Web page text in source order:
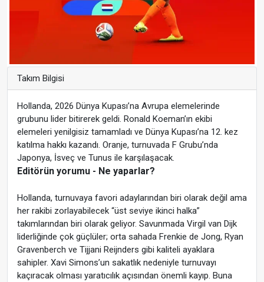
Takım Bilgisi
Hollanda, 2026 Dünya Kupası’na Avrupa elemelerinde
grubunu lider bitirerek geldi. Ronald Koeman’ın ekibi
elemeleri yenilgisiz tamamladı ve Dünya Kupası’na 12. kez
katılma hakkı kazandı. Oranje, turnuvada F Grubu’nda
Japonya, İsveç ve Tunus ile karşılaşacak.
Editörün yorumu - Ne yaparlar?
Hollanda, turnuvaya favori adaylarından biri olarak değil ama
her rakibi zorlayabilecek “üst seviye ikinci halka”
takımlarından biri olarak geliyor. Savunmada Virgil van Dijk
liderliğinde çok güçlüler; orta sahada Frenkie de Jong, Ryan
Gravenberch ve Tijjani Reijnders gibi kaliteli ayaklara
sahipler. Xavi Simons’un sakatlık nedeniyle turnuvayı
kaçıracak olması yaratıcılık açısından önemli kayıp. Buna